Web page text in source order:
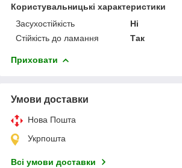
Користувальницькі характеристики
Засухостійкість
Ні
Стійкість до ламання
Так
Приховати
Умови доставки
Нова Пошта
Укрпошта
Всі умови доставки